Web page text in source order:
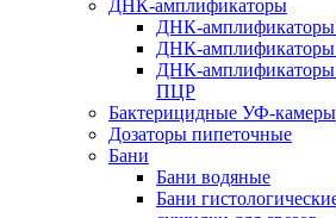
ДНК-амплификаторы
ДНК-амплификаторы
ДНК-амплификаторы
ДНК-амплификаторы
ПЦР
Бактерицидные УФ-камеры
Дозаторы пипеточные
Бани
Бани водяные
Бани